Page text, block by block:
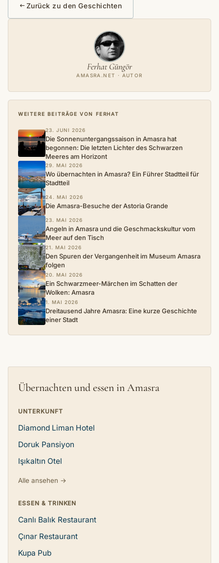
Zurück zu den Geschichten
Ferhat Güngör
AMASRA.NET · AUTOR
WEITERE BEITRÄGE VON FERHAT
23. JUNI 2026
Die Sonnenuntergangssaison in Amasra hat
begonnen: Die letzten Lichter des Schwarzen
Meeres am Horizont
29. MAI 2026
Wo übernachten in Amasra? Ein Führer Stadtteil für
Stadtteil
24. MAI 2026
Die Amasra-Besuche der Astoria Grande
23. MAI 2026
Angeln in Amasra und die Geschmackskultur vom
Meer auf den Tisch
21. MAI 2026
Den Spuren der Vergangenheit im Museum Amasra
folgen
20. MAI 2026
Ein Schwarzmeer-Märchen im Schatten der
Wolken: Amasra
1. MAI 2026
Dreitausend Jahre Amasra: Eine kurze Geschichte
einer Stadt
Übernachten und essen in Amasra
UNTERKUNFT
Diamond Liman Hotel
Doruk Pansiyon
Işıkaltın Otel
Alle ansehen →
ESSEN & TRINKEN
Canlı Balık Restaurant
Çınar Restaurant
Kupa Pub